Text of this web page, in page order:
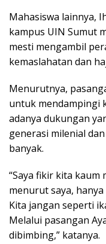
Mahasiswa lainnya,
kampus UIN Sumut
mesti mengambil
kemaslahatan dan
Menurutnya,
untuk mendampingi
adanya dukungan
generasi milenial
banyak.
“Saya fikir kita kaum
menurut saya,
Kita jangan seperti
Melalui pasangan
dibimbing,” katanya.